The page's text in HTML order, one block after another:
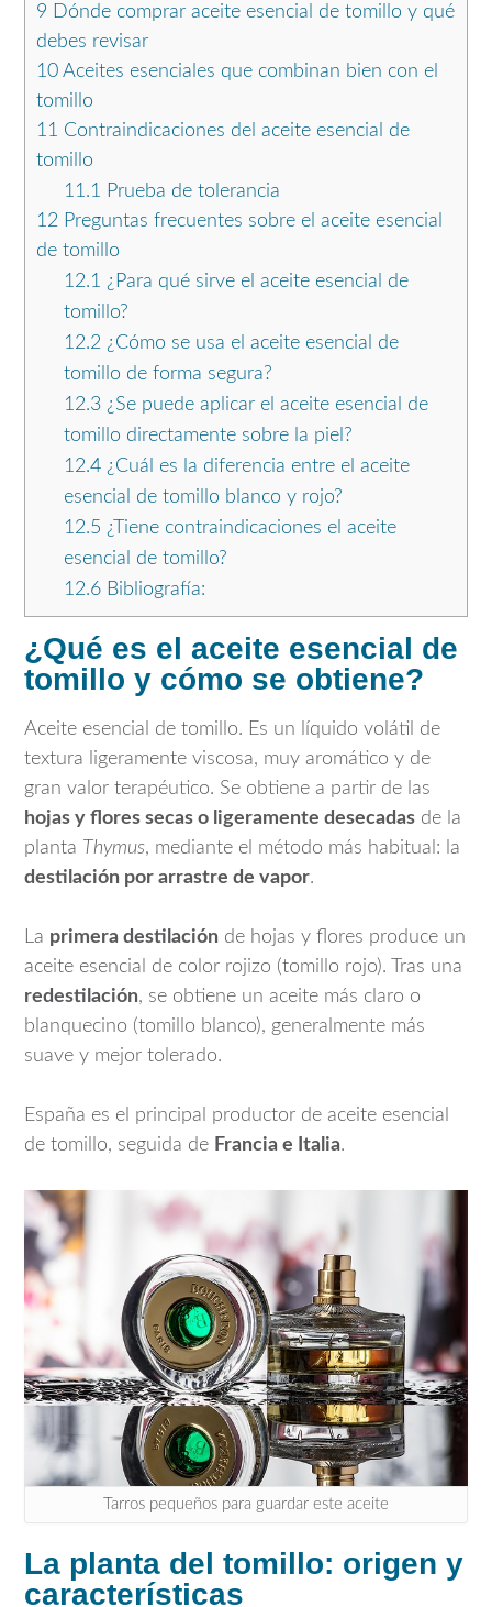
9 Dónde comprar aceite esencial de tomillo y qué
debes revisar
10 Aceites esenciales que combinan bien con el
tomillo
11 Contraindicaciones del aceite esencial de
tomillo
11.1 Prueba de tolerancia
12 Preguntas frecuentes sobre el aceite esencial
de tomillo
12.1 ¿Para qué sirve el aceite esencial de
tomillo?
12.2¿Cómo se usa el aceite esencial de
tomillo de forma segura?
12.3¿Se puede aplicar el aceite esencial de
tomillo directamente sobre la piel?
12.4¿Cuál es la diferencia entre el aceite
esencial de tomillo blanco y rojo?
12.5 ¿Tiene contraindicaciones el aceite
esencial de tomillo?
12.6Bibliografía:
¿Qué es el aceite esencial de
tomillo y cómo se obtiene?
Aceite esencial de tomillo. Es un líquido volátil de
textura ligeramente viscosa, muy aromático y de
gran valor terapéutico. Se obtiene a partir de las
hojas y flores secas o ligeramente desecadas de la
planta Thymus, mediante el método más habitual: la
destilación por arrastre de vapor.
La primera destilación de hojas y flores produce un
aceite esencial de color rojizo (tomillo rojo). Tras una
redestilación, se obtiene un aceite más claro o
blanquecino (tomillo blanco), generalmente más
suave y mejor tolerado.
España es el principal productor de aceite esencial
de tomillo, seguida de Francia e Italia.
Tarros pequeños para guardar este aceite
La planta del tomillo: origen y
características